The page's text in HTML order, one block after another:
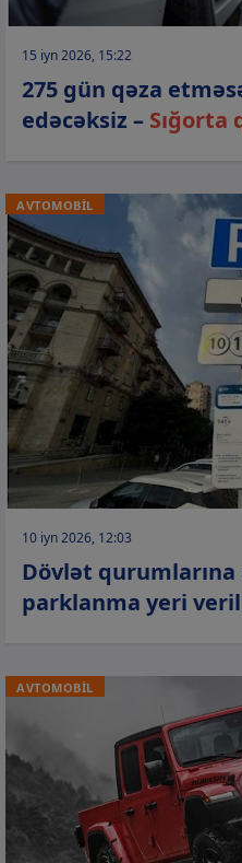
15 iyn 2026, 15:22
275 gün qəza
edəcəksiz – Sığorta
AVTOMOBİL
10 iyn 2026, 12:03
Dövlət
parklanma yeri
AVTOMOBİL